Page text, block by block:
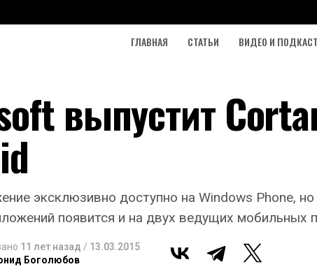
ГЛАВНАЯ СТАТЬИ ВИДЕО И
выпустит
эксклюзивно доступно на Windows Phone,
появится и на двух ведущих мобильных
11 лет назад / 13.03.2015
Боголюбов